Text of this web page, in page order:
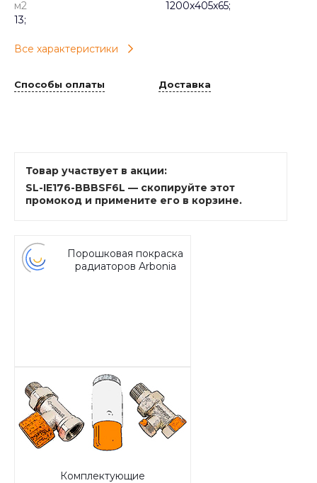
м2
13;
1200x405x65;
Все характеристики
Способы оплаты Доставка
Товар участвует в акции:
SL-IE176-BBBSF6L — скопируйте этот
промокод и примените его в корзине.
Порошковая покраска
радиаторов Arbonia
Комплектующие